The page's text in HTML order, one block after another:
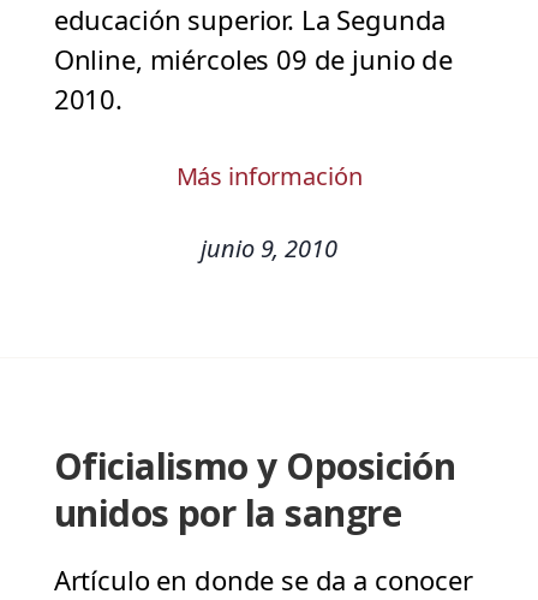
educación superior. La Segunda
Online, miércoles 09 de junio de
2010.
Más información
junio 9, 2010
Oficialismo y Oposición
unidos por la sangre
Artículo en donde se da a conocer